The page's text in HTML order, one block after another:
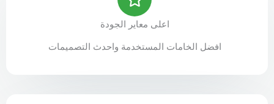
اعلى معاير الجودة
افضل الخامات المستخدمة واحدث التصميمات